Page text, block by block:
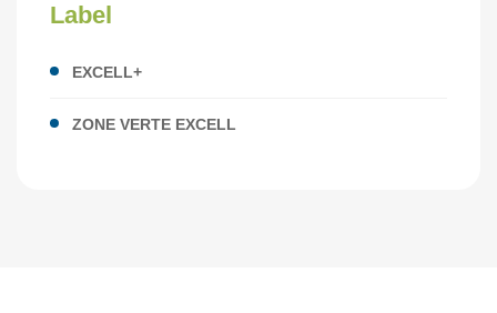
Label
EXCELL+
ZONE VERTE EXCELL